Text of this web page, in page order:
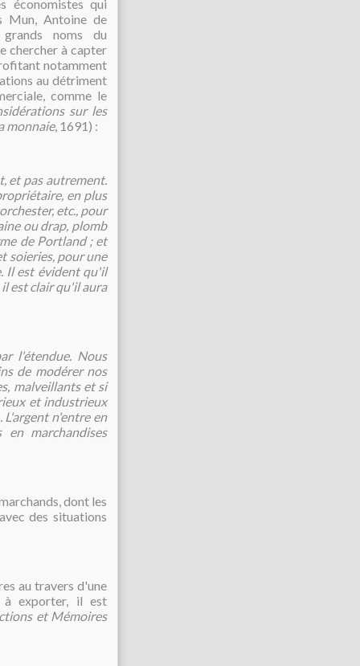
économistes qui
Mun, Antoine de
noms du
chercher à capter
notamment
au détriment
comme le
sur les
monnaie, 1691) :
et pas autrement.
en plus
etc., pour
ou drap, plomb
de Portland ; et
soieries, pour une
Il est évident qu'il
est clair qu'il aura
l'étendue. Nous
de modérer nos
malveillants et si
et industrieux
L'argent n'entre en
marchandises
dont les
des situations
au travers d'une
à exporter, il est
et Mémoires